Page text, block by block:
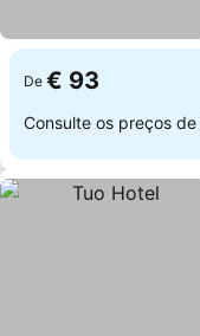
De € 93
Consulte os preços de